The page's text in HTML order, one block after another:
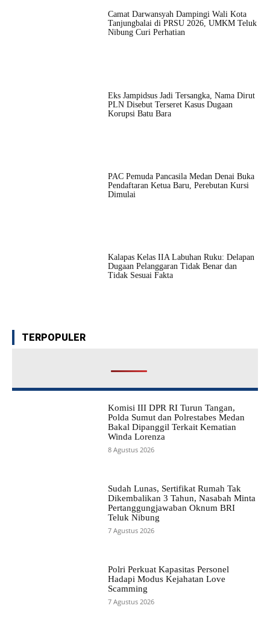
Camat Darwansyah Dampingi Wali Kota
Tanjungbalai di PRSU 2026, UMKM Teluk
Nibung Curi Perhatian
Eks Jampidsus Jadi Tersangka, Nama Dirut
PLN Disebut Terseret Kasus Dugaan
Korupsi Batu Bara
PAC Pemuda Pancasila Medan Denai Buka
Pendaftaran Ketua Baru, Perebutan Kursi
Dimulai
Kalapas Kelas IIA Labuhan Ruku: Delapan
Dugaan Pelanggaran Tidak Benar dan
Tidak Sesuai Fakta
TERPOPULER
Komisi III DPR RI Turun Tangan,
Polda Sumut dan Polrestabes Medan
Bakal Dipanggil Terkait Kematian
Winda Lorenza
8 Agustus 2026
Sudah Lunas, Sertifikat Rumah Tak
Dikembalikan 3 Tahun, Nasabah Minta
Pertanggungjawaban Oknum BRI
Teluk Nibung
7 Agustus 2026
Polri Perkuat Kapasitas Personel
Hadapi Modus Kejahatan Love
Scamming
7 Agustus 2026